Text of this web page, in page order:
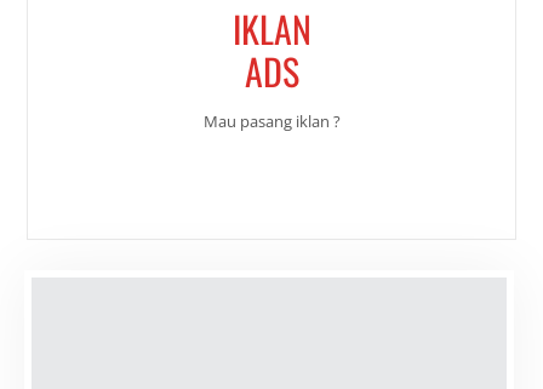
IKLAN
ADS
Mau pasang iklan ?